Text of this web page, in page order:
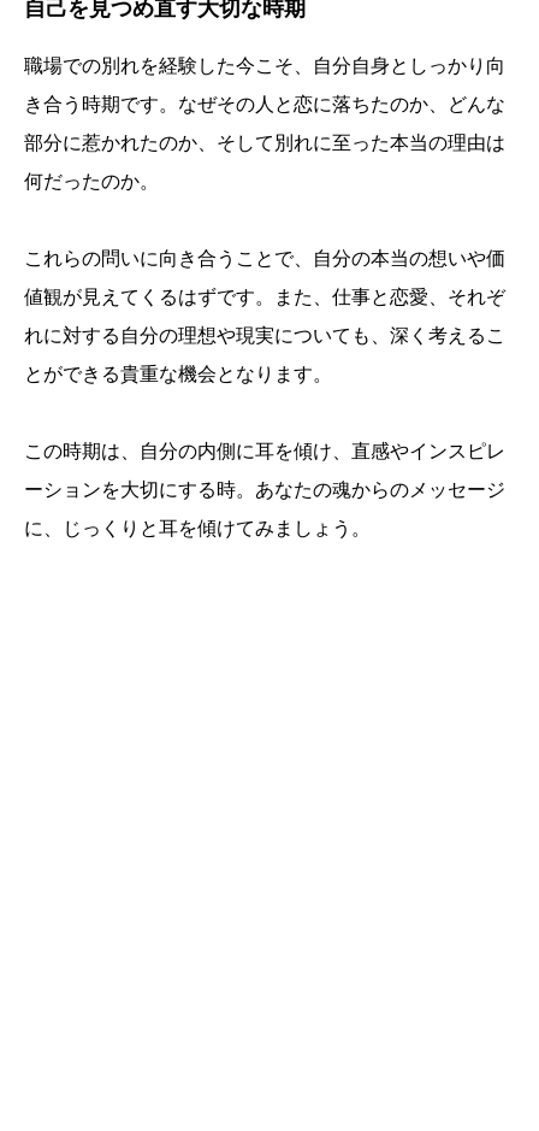
自己を見つめ直す大切な時期
職場での別れを経験した今こそ、自分自身としっかり向
き合う時期です。なぜその人と恋に落ちたのか、どんな
部分に惹かれたのか、そして別れに至った本当の理由は
何だったのか。
これらの問いに向き合うことで、自分の本当の想いや価
値観が見えてくるはずです。また、仕事と恋愛、それぞ
れに対する自分の理想や現実についても、深く考えるこ
とができる貴重な機会となります。
この時期は、自分の内側に耳を傾け、直感やインスピレ
ーションを大切にする時。あなたの魂からのメッセージ
に、じっくりと耳を傾けてみましょう。